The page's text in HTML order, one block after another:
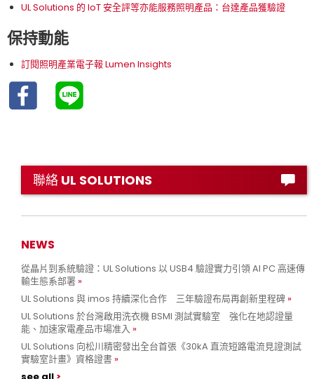
UL Solutions 的 IoT 安全評等亦能服務照明產品：台達產品獲驗證
保持動能
訂閱照明產業電子報 Lumen Insights
聯絡 UL SOLUTIONS
NEWS
從晶片到系統驗證：UL Solutions 以 USB4 驗證實力引領 AI PC 高速傳
輸生態系部署
UL Solutions 與 imos 持續深化合作 三年驗證布局再創新里程碑
UL Solutions 於台灣啟用洗衣機 BSMI 測試實驗室 強化在地認證量
能、加速家電產品市場准入
UL Solutions 向松川精密發出全台首張《30kA 直流短路電流見證測試
實驗室計畫》資格證書